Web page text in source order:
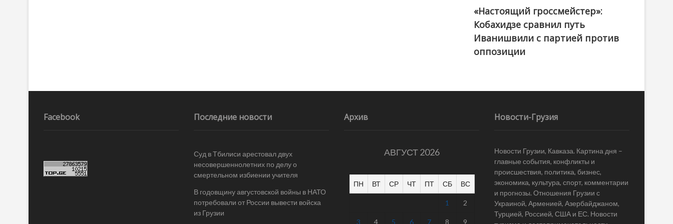
@ქართული ოცნება / Georgian Dream
«Настоящий гроссмейстер»:
Кобахидзе сравнил путь
Иванишвили с партией против
оппозиции
Facebook Последние новости
Суд в Тбилиси арестовал двух
несовершеннолетних по делу о
смертельном избиении учителя
В годовщину августовской войны в НАТО
потребовали от России вывести войска
из Грузии
Архив
АВГУСТ 2026
ПН ВТ СР ЧТ ПТ СБ ВС
1 2
3 4 5 6 7 8 9
Новости-Грузия
Новости Грузии, Кавказа. Картина дня –
главные события, конфликты и
происшествия, политика, бизнес,
экономика, культура, спорт, комментарии
и прогнозы. Отношения Грузии с
Украиной, Арменией, Азербайджаном,
Турцией, Россией, США и ЕС. Новости